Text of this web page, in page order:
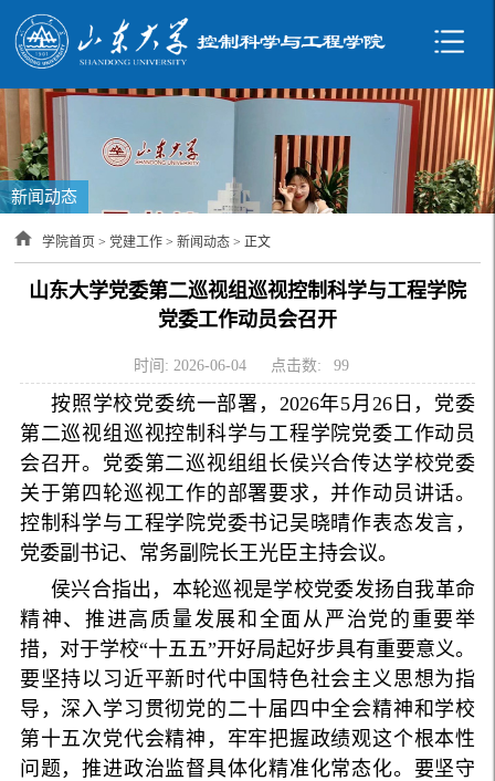
新闻动态
学院首页 > 党建工作 >新闻动态 > 正文
山东大学党委第二巡视组巡视控制科学与工程学院
党委工作动员会召开
时间: 2026-06-04 点击数: 99
按照学校党委统一部署，2026年5月26日，党委
第二巡视组巡视控制科学与工程学院党委工作动员
会召开。党委第二巡视组组长侯兴合传达学校党委
关于第四轮巡视工作的部署要求，并作动员讲话。
控制科学与工程学院党委书记吴晓晴作表态发言，
党委副书记、常务副院长王光臣主持会议。
侯兴合指出，本轮巡视是学校党委发扬自我革命
精神、推进高质量发展和全面从严治党的重要举
措，对于学校“十五五”开好局起好步具有重要意义。
要坚持以习近平新时代中国特色社会主义思想为指
导，深入学习贯彻党的二十届四中全会精神和学校
第十五次党代会精神，牢牢把握政绩观这个根本性
问题，推进政治监督具体化精准化常态化。要坚守